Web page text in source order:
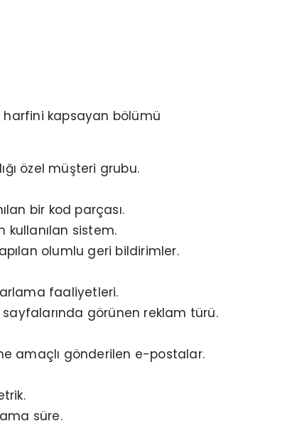
harfini kapsayan bölümü
özel müşteri grubu.
bir kod parçası.
sistem.
olumlu geri bildirimler.
faaliyetleri.
görünen reklam türü.
amaçlı gönderilen e-postalar.
süre.